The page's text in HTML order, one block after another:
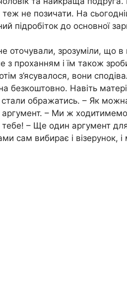
теж не позичати. На
підробіток до основної
оточували, зрозуміли, що
з проханням і їм також
з’ясувалося, вони
безкоштовно. Навіть
стали ображатись. – Як
аргумент. – Ми ж
– Ще один аргумент
сам вибирає і візерунок, і